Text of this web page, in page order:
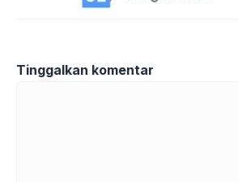
Tinggalkan komentar